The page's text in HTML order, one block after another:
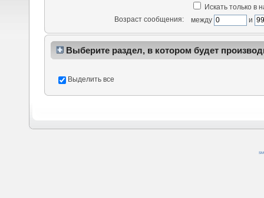
Искать только в
Возраст сообщения:
между и
Выберите раздел, в котором будет
Выделить все